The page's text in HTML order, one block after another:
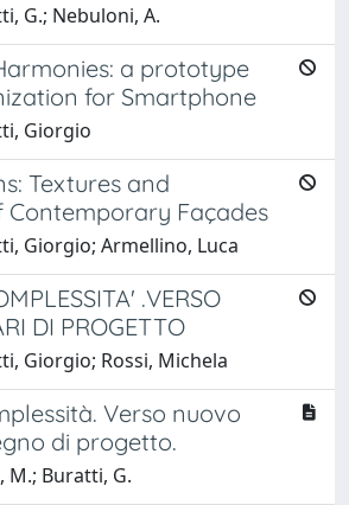
G.; Nebuloni, A.
a prototype
for Smartphone
Giorgio
Textures and
Contemporary Façades
Giorgio; Armellino, Luca
.VERSO
DI PROGETTO
Giorgio; Rossi, Michela
Verso nuovo
di progetto.
M.; Buratti, G.